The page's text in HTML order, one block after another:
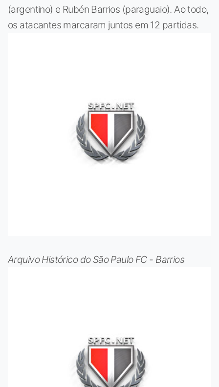
(argentino) e Rubén Barrios (paraguaio). Ao todo,
os atacantes marcaram juntos em 12 partidas.
Arquivo Histórico do São Paulo FC - Barrios